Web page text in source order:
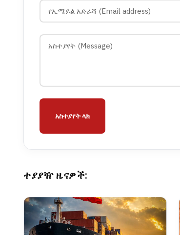
አስተያየት ላክ
ተያያዥ ዜናዎች: